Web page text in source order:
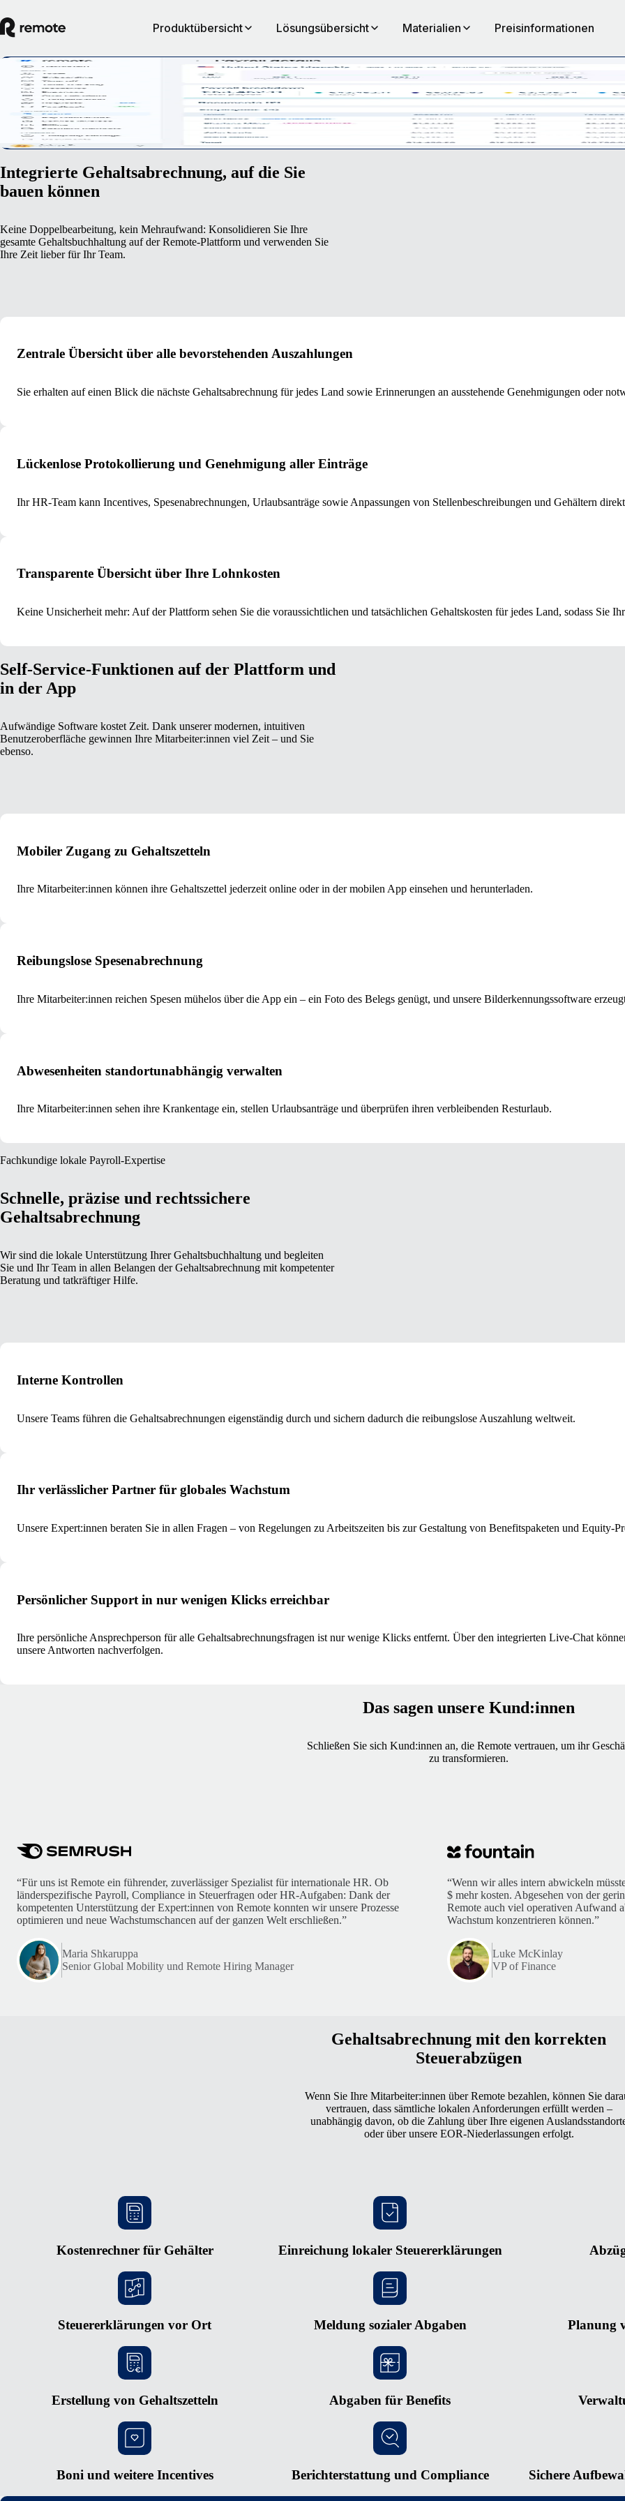
Produktübersicht Lösungsübersicht Materialien Preisinformationen
Unkomplizierte Payroll-Verwaltung
Behalten Sie Ihre Gehaltskosten und sämtliche Prozesse jederzeit im Blick. Gestalten Sie Ihre Gehaltsabrechnung transparenter, präziser und
Demo vereinbaren
Integrierte Gehaltsabrechnung, auf die Sie
bauen können
Keine Doppelbearbeitung, kein Mehraufwand: Konsolidieren Sie Ihre
gesamte Gehaltsbuchhaltung auf der Remote-Plattform und verwenden Sie
Ihre Zeit lieber für Ihr Team.
Zentrale Übersicht über alle bevorstehenden Auszahlungen
Sie erhalten auf einen Blick die nächste Gehaltsabrechnung für jedes Land sowie Erinnerungen an ausstehende Genehmigungen oder
Lückenlose Protokollierung und Genehmigung aller Einträge
Ihr HR-Team kann Incentives, Spesenabrechnungen, Urlaubsanträge sowie Anpassungen von Stellenbeschreibungen und Gehältern
Transparente Übersicht über Ihre Lohnkosten
Keine Unsicherheit mehr: Auf der Plattform sehen Sie die voraussichtlichen und tatsächlichen Gehaltskosten für jedes Land, sodass Sie
Self-Service-Funktionen auf der Plattform und
in der App
Aufwändige Software kostet Zeit. Dank unserer modernen, intuitiven
Benutzeroberfläche gewinnen Ihre Mitarbeiter:innen viel Zeit – und Sie
ebenso.
Mobiler Zugang zu Gehaltszetteln
Ihre Mitarbeiter:innen können ihre Gehaltszettel jederzeit online oder in der mobilen App einsehen und herunterladen.
Reibungslose Spesenabrechnung
Ihre Mitarbeiter:innen reichen Spesen mühelos über die App ein – ein Foto des Belegs genügt, und unsere Bilderkennungssoftware
Abwesenheiten standortunabhängig verwalten
Ihre Mitarbeiter:innen sehen ihre Krankentage ein, stellen Urlaubsanträge und überprüfen ihren verbleibenden Resturlaub.
Fachkundige lokale Payroll-Expertise
Schnelle, präzise und rechtssichere
Gehaltsabrechnung
Wir sind die lokale Unterstützung Ihrer Gehaltsbuchhaltung und begleiten
Sie und Ihr Team in allen Belangen der Gehaltsabrechnung mit kompetenter
Beratung und tatkräftiger Hilfe.
Interne Kontrollen
Unsere Teams führen die Gehaltsabrechnungen eigenständig durch und sichern dadurch die reibungslose Auszahlung weltweit.
Ihr verlässlicher Partner für globales Wachstum
Unsere Expert:innen beraten Sie in allen Fragen – von Regelungen zu Arbeitszeiten bis zur Gestaltung von Benefitspaketen und Equity-
Persönlicher Support in nur wenigen Klicks erreichbar
Ihre persönliche Ansprechperson für alle Gehaltsabrechnungsfragen ist nur wenige Klicks entfernt. Über den integrierten Live-Chat
unsere Antworten nachverfolgen.
Das sagen unsere Kund:innen
Schließen Sie sich Kund:innen an, die Remote vertrauen, um ihr
zu transformieren.
“Für uns ist Remote ein führender, zuverlässiger Spezialist für internationale HR. Ob
länderspezifische Payroll, Compliance in Steuerfragen oder HR-Aufgaben: Dank der
kompetenten Unterstützung der Expert:innen von Remote konnten wir unsere Prozesse
optimieren und neue Wachstumschancen auf der ganzen Welt erschließen.”
Maria Shkaruppa
Senior Global Mobility und Remote Hiring Manager
“Wenn wir alles intern abwickeln
$ mehr kosten. Abgesehen von der
Remote auch viel operativen Aufwand
Wachstum konzentrieren können.”
Luke McKinlay
VP of Finance
Gehaltsabrechnung mit den korrekten
Steuerabzügen
Wenn Sie Ihre Mitarbeiter:innen über Remote bezahlen, können Sie
vertrauen, dass sämtliche lokalen Anforderungen erfüllt werden –
unabhängig davon, ob die Zahlung über Ihre eigenen
oder über unsere EOR-Niederlassungen erfolgt.
Kostenrechner für Gehälter Einreichung lokaler Steuererklärungen
Steuererklärungen vor Ort Meldung sozialer Abgaben Planung
Erstellung von Gehaltszetteln Abgaben für Benefits
Boni und weitere Incentives Berichterstattung und Compliance Sichere